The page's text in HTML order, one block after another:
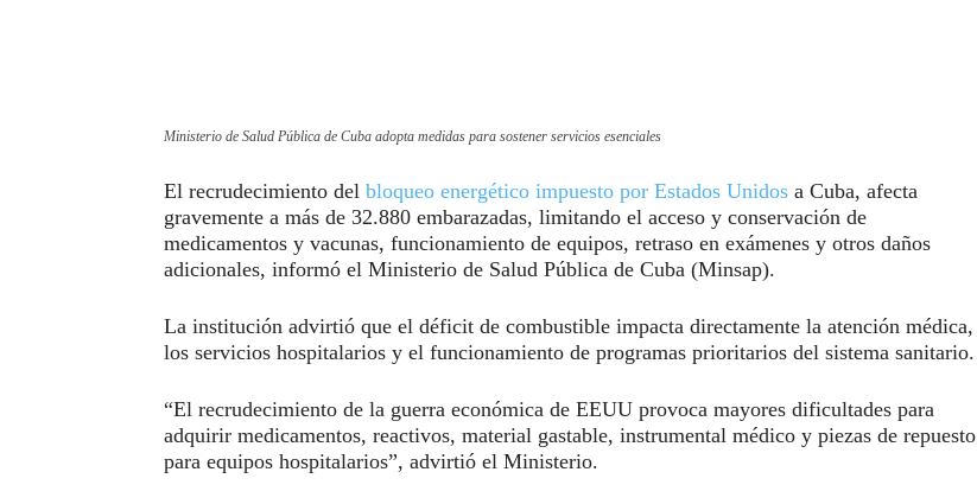
Ministerio de Salud Pública de Cuba adopta medidas para sostener servicios esenciales
El recrudecimiento del bloqueo energético impuesto por Estados Unidos a Cuba, afecta
gravemente a más de 32.880 embarazadas, limitando el acceso y conservación de
medicamentos y vacunas, funcionamiento de equipos, retraso en exámenes y otros daños
adicionales, informó el Ministerio de Salud Pública de Cuba (Minsap).
La institución advirtió que el déficit de combustible impacta directamente la atención médica,
los servicios hospitalarios y el funcionamiento de programas prioritarios del sistema sanitario.
“El recrudecimiento de la guerra económica de EEUU provoca mayores dificultades para
adquirir medicamentos, reactivos, material gastable, instrumental médico y piezas de repuesto
para equipos hospitalarios”, advirtió el Ministerio.